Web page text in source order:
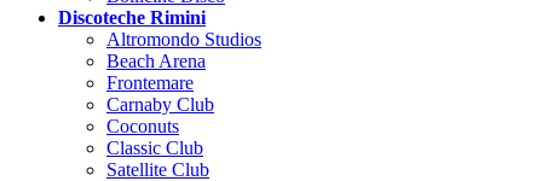
Discoteche Rimini
Altromondo Studios
Beach Arena
Frontemare
Carnaby Club
Coconuts
Classic Club
Satellite Club